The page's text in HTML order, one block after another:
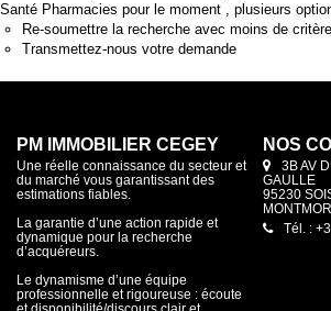
Santé Pharmacies pour le moment , plusieurs
Re-soumettre la recherche avec moins de
Transmettez-nous votre demande
PM IMMOBILIER CEGEY
Une réelle connaissance du secteur et
du marché vous garantissant des
estimations fiables.
La garantie d’une action rapide et
dynamique pour la recherche
d’acquéreurs.
Le dynamisme d’une équipe
professionnelle et rigoureuse : écoute
NOS
3B AV
GAULLE
95230
Tél. :